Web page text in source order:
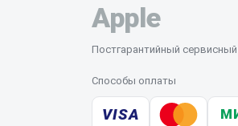
Apple
Постгарантийный
Способы оплаты
VISA